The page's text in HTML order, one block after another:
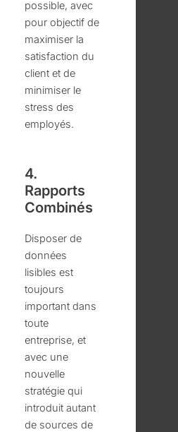
possible, avec
pour objectif de
maximiser la
satisfaction du
client et de
minimiser le
stress des
employés.
4.
Rapports
Combinés
Disposer de
données
lisibles est
toujours
important dans
toute
entreprise, et
avec une
nouvelle
stratégie qui
introduit autant
de sources de